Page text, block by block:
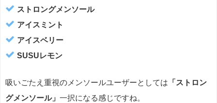
ストロングメンソール
アイスミント
アイスベリー
SUSUレモン
吸いごたえ重視のメンソールユーザーとしては 「ストロン
グメンソール」 一択になる感じですね。